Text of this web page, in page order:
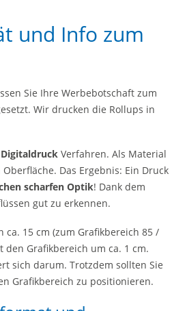
und Info zum
Sie Ihre Werbebotschaft zum
Wir drucken die Rollups in
Verfahren. Als Material
Das Ergebnis: Ein Druck
scharfen Optik! Dank dem
gut zu erkennen.
15 cm (zum Grafikbereich 85 /
den Grafikbereich um ca. 1 cm.
sich darum. Trotzdem sollten Sie
Grafikbereich zu positionieren.